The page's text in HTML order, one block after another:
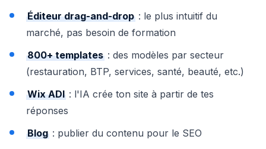
Éditeur drag-and-drop : le plus intuitif du
marché, pas besoin de formation
800+ templates : des modèles par secteur
(restauration, BTP, services, santé, beauté, etc.)
Wix ADI : l'IA crée ton site à partir de tes
réponses
Blog : publier du contenu pour le SEO